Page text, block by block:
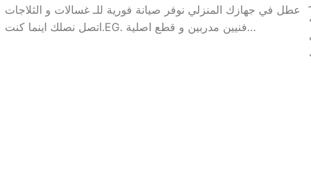
عطل في جهازك المنزلي نوفر صيانة فورية للـ غسالات و الثلاجات
اتصل نصلك اينما كنت.EG. فنيين مدربين و قطع اصلية…